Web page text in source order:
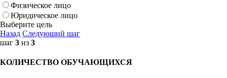
Физическое лицо
Юридическое лицо
Выберите цель
Назад Следующий шаг
шаг 3 из 3
КОЛИЧЕСТВО ОБУЧАЮЩИХСЯ